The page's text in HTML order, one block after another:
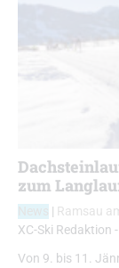
zum
| Ramsau
XC-Ski Redaktion -
Von 9. bis 11.